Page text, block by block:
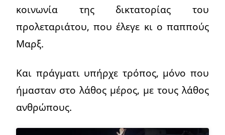
κοινωνία της δικτατορίας του
προλεταριάτου, που έλεγε κι ο παππούς
Μαρξ.
Και πράγματι υπήρχε τρόπος, μόνο που
ήμασταν στο λάθος μέρος, με τους λάθος
ανθρώπους.